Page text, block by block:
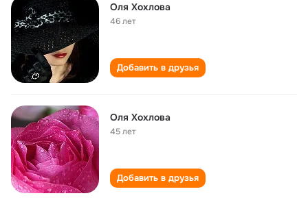
Оля Хохлова
46 лет
Добавить в друзья
Оля Хохлова
45 лет
Добавить в друзья